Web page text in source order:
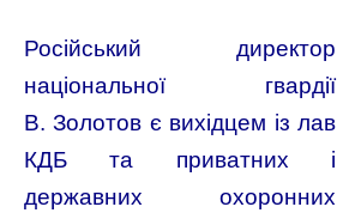
Російський директор
національної гвардії
В. Золотов є вихідцем із лав
КДБ та приватних і
державних охоронних